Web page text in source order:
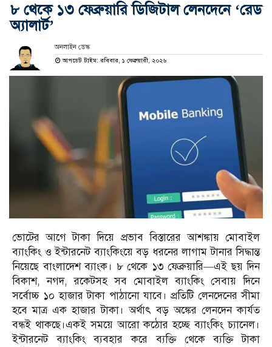
৮ থেকে ১৩ ফেব্রুয়ারি ডিজিটাল লেনদেনে ‘রেড
অ্যালার্ট’
অনলাইন ডেস্ক
আপডেট টাইম: রবিবার, ১ ফেব্রুয়ারী, ২০২৬
ভোটের আগে টাকা দিয়ে প্রভাব বিস্তারের আশঙ্কায় মোবাইল
ব্যাংকিং ও ইন্টারনেট ব্যাংকিংয়ে বড় ধরনের লাগাম টানার সিদ্ধান্ত
নিয়েছে বাংলাদেশ ব্যাংক। ৮ থেকে ১৩ ফেব্রুয়ারি—এই ছয় দিন
বিকাশ, নগদ, রকেটসহ সব মোবাইল ব্যাংকিং সেবায় দিনে
সর্বোচ্চ ১০ হাজার টাকা পাঠানো যাবে। প্রতিটি লেনদেনের সীমা
হবে মাত্র এক হাজার টাকা। অর্থাৎ বড় অঙ্কের লেনদেন কার্যত
বন্ধই থাকছে।একই সময়ে আরো কঠোর হচ্ছে ব্যাংকিং চ্যানেল।
ইন্টারনেট ব্যাংকিং ব্যবহার করে ব্যক্তি থেকে ব্যক্তি টাকা